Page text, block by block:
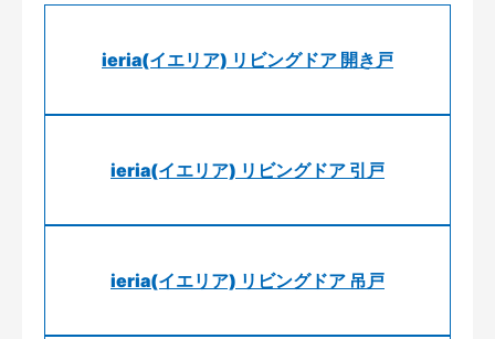
ieria(イエリア) リビングドア 開き戸
ieria(イエリア) リビングドア 引戸
ieria(イエリア) リビングドア 吊戸